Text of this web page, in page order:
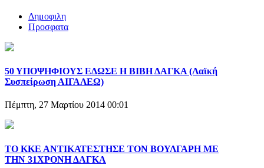
Δημοφιλη
Προσφατα
50 ΥΠΟΨΗΦΙΟΥΣ ΕΔΩΣΕ Η ΒΙΒΗ ΔΑΓΚΑ (Λαϊκή
Συσπείρωση ΑΙΓΑΛΕΩ)
Πέμπτη, 27 Μαρτίου 2014 00:01
ΤΟ ΚΚΕ ΑΝΤΙΚΑΤΕΣΤΗΣΕ ΤΟΝ ΒΟΥΛΓΑΡΗ ΜΕ
ΤΗΝ 31ΧΡΟΝΗ ΔΑΓΚΑ